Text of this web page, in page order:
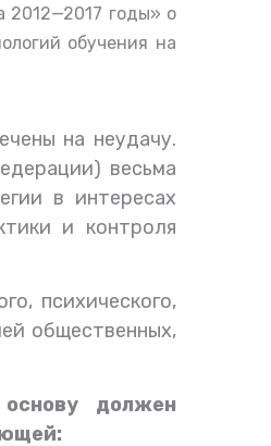
2012—2017 годы» о
обучения на
на неудачу.
весьма
в интересах
и контроля
психического,
общественных,
должен